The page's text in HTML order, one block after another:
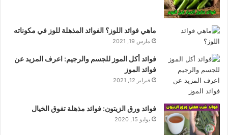
ماهي فوائد اللوز؟ الفوائد المذهلة للوز في مكوناته
مارس 19, 2021
فوائد أكل الموز للجسم والرجيم: اعرف المزيد عن
فوائد الموز
فبراير 12, 2021
فوائد ورق الزيتون: فوائد مذهلة تفوق الخيال
يوليو 15, 2020